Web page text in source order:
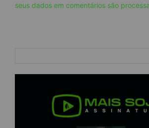
seus dados em comentários são